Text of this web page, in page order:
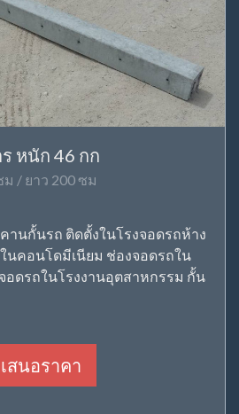
ร หนัก 46 กก
ม / ยาว 200 ซม
านกั้นรถ ติดตั้งในโรงจอดรถห้าง
นคอนโดมีเนียม ช่องจอดรถใน
อดรถในโรงงานอุตสาหกรรม กั้น
สนอราคา